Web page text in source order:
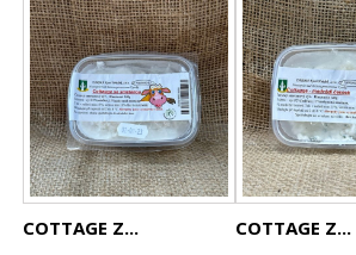
COTTAGE Z... COTTAGE Z...